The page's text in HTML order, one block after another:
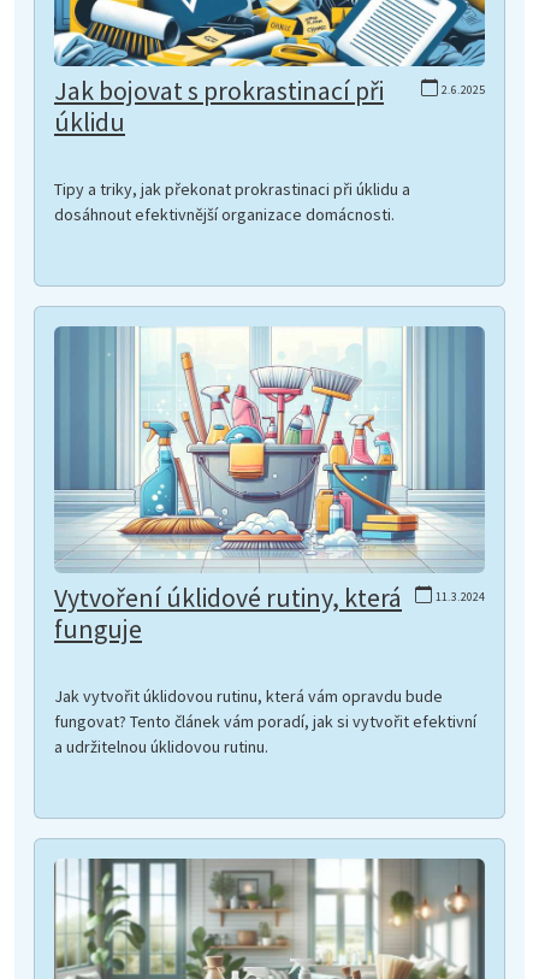
2.6.2025
Jak bojovat s prokrastinací při
úklidu
Tipy a triky, jak překonat prokrastinaci při úklidu a
dosáhnout efektivnější organizace domácnosti.
11.3.2024
Vytvoření úklidové rutiny, která
funguje
Jak vytvořit úklidovou rutinu, která vám opravdu bude
fungovat? Tento článek vám poradí, jak si vytvořit efektivní
a udržitelnou úklidovou rutinu.